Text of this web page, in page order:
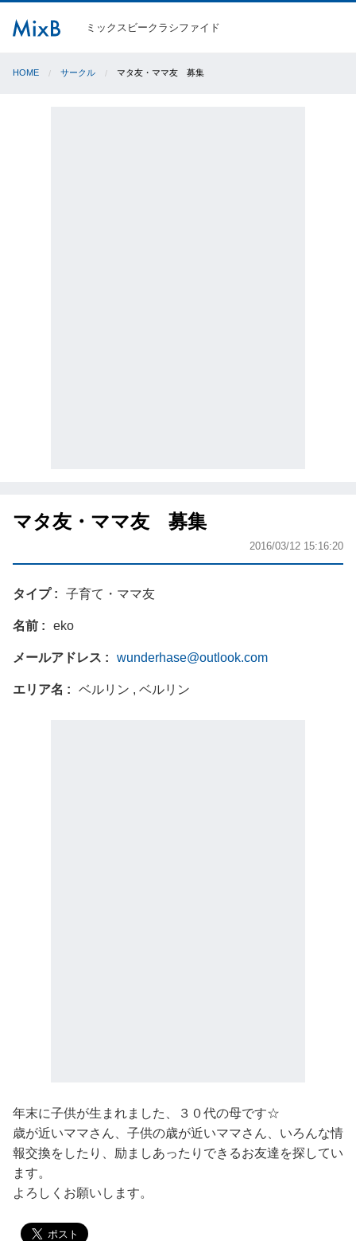
ミックスビークラシファイド
HOME サークル マタ友・ママ友 募集
マタ友・ママ友 募集
2016/03/12 15:16:20
タイプ 子育て・ママ友
名前 eko
メールアドレス wunderhase@outlook.com
エリア名 ベルリン , ベルリン
年末に子供が生まれました、３０代の母です☆
歳が近いママさん、子供の歳が近いママさん、いろんな情
報交換をしたり、励ましあったりできるお友達を探してい
ます。
よろしくお願いします。